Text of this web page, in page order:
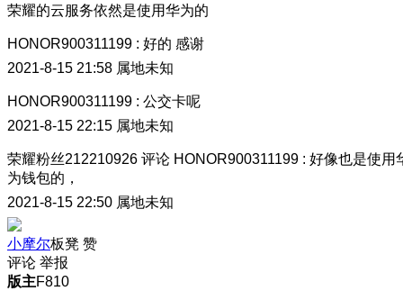
荣耀的云服务依然是使用华为的
HONOR900311199 : 好的 感谢
2021-8-15 21:58 属地未知
HONOR900311199 : 公交卡呢
2021-8-15 22:15 属地未知
荣耀粉丝212210926 评论 HONOR900311199 : 好像也是使用
为钱包的，
2021-8-15 22:50 属地未知
小摩尔板凳 赞
评论 举报
版主F810